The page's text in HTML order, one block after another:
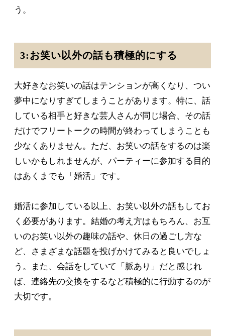
う。
3:お笑い以外の話も積極的にする
大好きなお笑いの話はテンションが高くなり、つい
夢中になりすぎてしまうことがあります。特に、話
している相手と好きな芸人さんが同じ場合、その話
だけでフリートークの時間が終わってしまうことも
少なくありません。ただ、お笑いの話をするのは楽
しいかもしれませんが、パーティーに参加する目的
はあくまでも「婚活」です。
婚活に参加している以上、お笑い以外の話もしてお
く必要があります。結婚の考え方はもちろん、お互
いのお笑い以外の趣味の話や、休日の過ごし方な
ど、さまざまな話題を投げかけてみると良いでしょ
う。また、会話をしていて「脈あり」だと感じれ
ば、連絡先の交換をするなど積極的に行動するのが
大切です。